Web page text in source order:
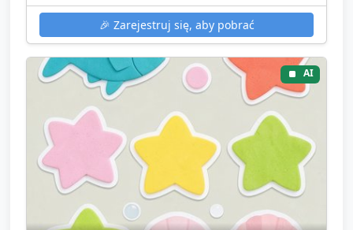
🎉 Zarejestruj się, aby pobrać
AI